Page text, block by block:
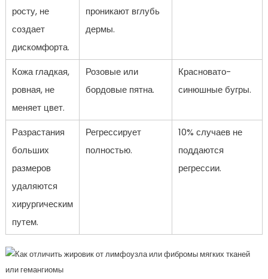
росту, не
создает
дискомфорта.
проникают вглубь
дермы.
Кожа гладкая,
ровная, не
меняет цвет.
Розовые или
бордовые пятна.
Красновато-
синюшные бугры.
Разрастания
больших
размеров
удаляются
хирургическим
путем.
Регрессирует
полностью.
10% случаев не
поддаются
регрессии.